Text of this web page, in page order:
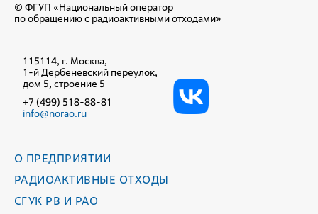
© ФГУП «Национальный оператор
по обращению с радиоактивными отходами»
115114, г. Москва,
1-й Дербеневский переулок,
дом 5, строение 5
+7 (499) 518-88-81
info@norao.ru
О ПРЕДПРИЯТИИ
РАДИОАКТИВНЫЕ ОТХОДЫ
СГУК РВ И РАО